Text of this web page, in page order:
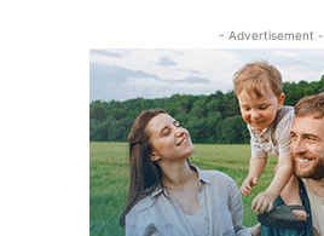
- Advertisement -